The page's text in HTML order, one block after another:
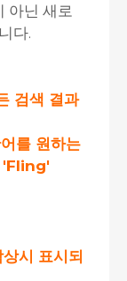
아닌 새로
다.
검색 결과
를 원하는
'Fling'
시 표시되